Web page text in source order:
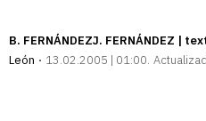
B. FERNÁNDEZJ. FERNÁNDEZ |
León
13.02.2005 | 01:00